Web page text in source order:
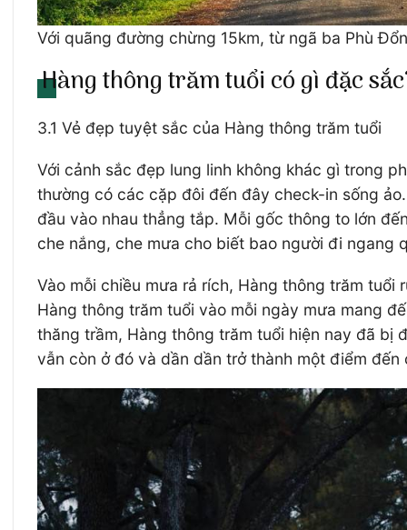
Với quãng đường chừng 15km, từ ngã ba Phù
Hàng thông trăm tuổi có gì đặc
3.1 Vẻ đẹp tuyệt sắc của Hàng thông trăm tuổi
Với cảnh sắc đẹp lung linh không khác gì trong
thường có các cặp đôi đến đây check-in sống
đầu vào nhau thẳng tắp. Mỗi gốc thông to lớn
che nắng, che mưa cho biết bao người đi ngang
Vào mỗi chiều mưa rả rích, Hàng thông trăm
Hàng thông trăm tuổi vào mỗi ngày mưa mang
thăng trầm, Hàng thông trăm tuổi hiện nay đã bị
vẫn còn ở đó và dần dần trở thành một điểm